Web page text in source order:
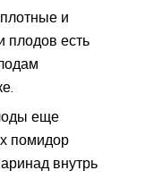
и
плодов есть
еще
помидор
внутрь